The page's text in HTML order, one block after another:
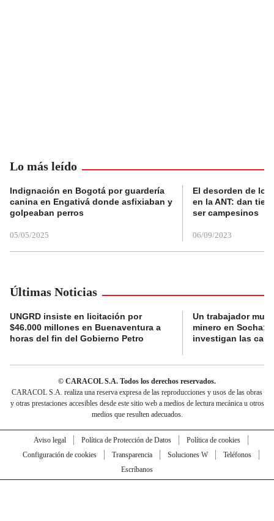
Lo más leído
Indignación en Bogotá por guardería
canina en Engativá donde asfixiaban y
golpeaban perros
05/05/2025
El desorden de
en la ANT: dan
ser campesinos
06/09/2023
Últimas Noticias
UNGRD insiste en licitación por
$46.000 millones en Buenaventura a
horas del fin del Gobierno Petro
Un trabajador
minero en Socha;
investigan las
© CARACOL S.A. Todos los derechos reservados.
CARACOL S.A. realiza una reserva expresa de las reproducciones y usos de las obras
y otras prestaciones accesibles desde este sitio web a medios de lectura mecánica u otros
medios que resulten adecuados.
Aviso legal Política de Protección de Datos
Política de cookies
Configuración de cookies
Transparencia Soluciones W
Teléfonos
Escríbanos